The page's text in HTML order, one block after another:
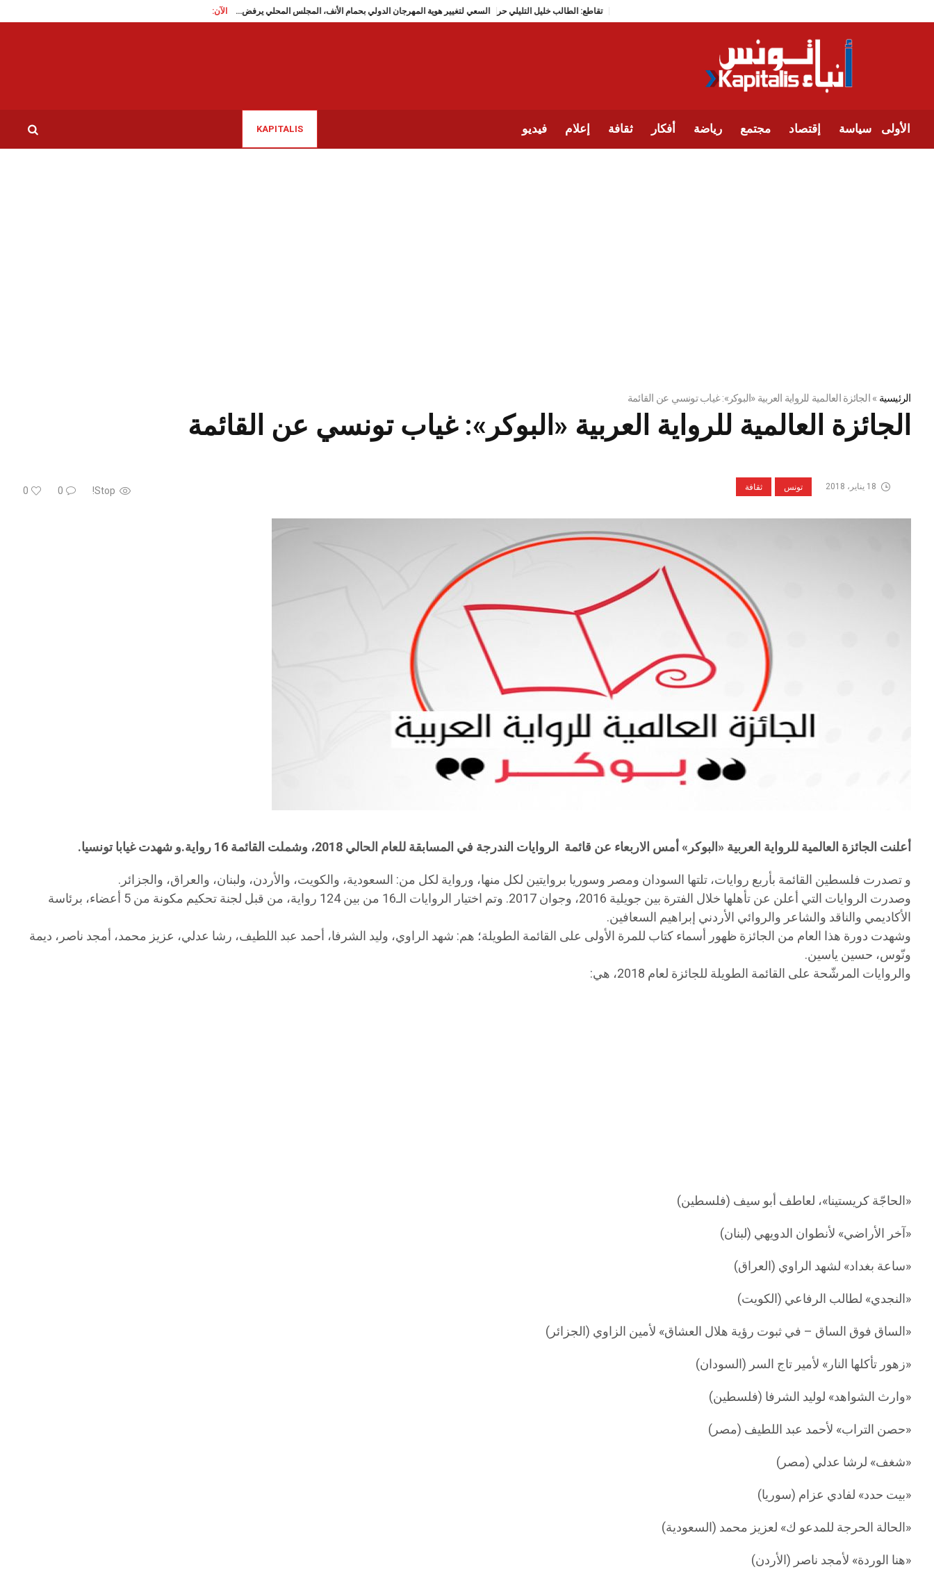
الآن: تقاطع: الطالب خليل التليلي حر السعي لتغيير هوية المهرجان الدولي بحمام الأنف، المجلس المحلي يرفض…
الأولى سياسة إقتصاد مجتمع رياضة أفكار ثقافة إعلام فيديو KAPITALIS
الرئيسية »الجائزة العالمية للرواية العربية «البوكر»: غياب تونسي عن القائمة
الجائزة العالمية للرواية العربية «البوكر»: غياب تونسي عن القائمة
تونس ثقافة Stop!
0
0 18 يناير، 2018
أعلنت الجائزة العالمية للرواية العربية «البوكر» أمس الاربعاء عن قائمة الروايات الندرجة في المسابقة للعام الحالي 2018، وشملت القائمة 16 رواية.و شهدت غيابا تونسيا.
و تصدرت فلسطين القائمة بأربع روايات، تلتها السودان ومصر وسوريا بروايتين لكل منها، ورواية لكل من: السعودية، والكويت، والأردن، ولبنان، والعراق، والجزائر.
وصدرت الروايات التي أعلن عن تأهلها خلال الفترة بين جويلية 2016، وجوان 2017. وتم اختيار الروايات الـ16 من بين 124 رواية، من قبل لجنة تحكيم مكونة من 5 أعضاء، برئاسة
الأكاديمي والناقد والشاعر والروائي الأردني إبراهيم السعافين.
وشهدت دورة هذا العام من الجائزة ظهور أسماء كتاب للمرة الأولى على القائمة الطويلة؛ هم: شهد الراوي، وليد الشرفا، أحمد عبد اللطيف، رشا عدلي، عزيز محمد، أمجد ناصر، ديمة
ونّوس، حسين ياسين.
والروايات المرشّحة على القائمة الطويلة للجائزة لعام 2018، هي:
«الحاجّة كريستينا»، لعاطف أبو سيف (فلسطين)
«آخر الأراضي» لأنطوان الدويهي (لبنان)
«ساعة بغداد» لشهد الراوي (العراق)
«النجدي» لطالب الرفاعي (الكويت)
«الساق فوق الساق – في ثبوت رؤية هلال العشاق» لأمين الزاوي (الجزائر)
«زهور تأكلها النار» لأمير تاج السر (السودان)
«وارث الشواهد» لوليد الشرفا (فلسطين)
«حصن التراب» لأحمد عبد اللطيف (مصر)
«شغف» لرشا عدلي (مصر)
«بيت حدد» لفادي عزام (سوريا)
«الحالة الحرجة للمدعو ك» لعزيز محمد (السعودية)
«هنا الوردة» لأمجد ناصر (الأردن)